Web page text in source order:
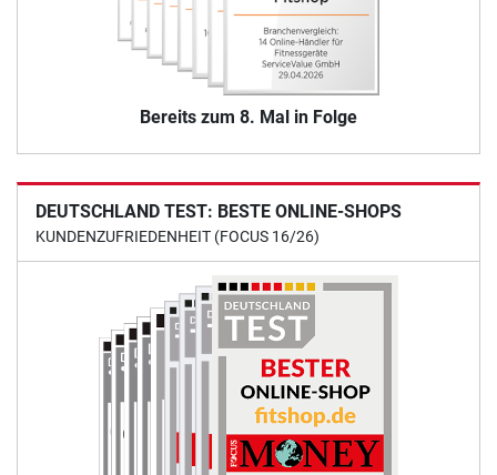
Bereits zum 8. Mal in Folge
DEUTSCHLAND TEST: BESTE ONLINE-SHOPS
KUNDENZUFRIEDENHEIT (FOCUS 16/26)